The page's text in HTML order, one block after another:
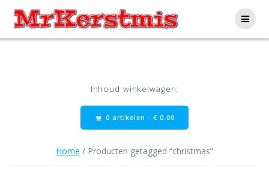
naar
de
inhoud
Inhoud winkelwagen:
0 artikelen - € 0.00
Home / Producten getagged “christmas”